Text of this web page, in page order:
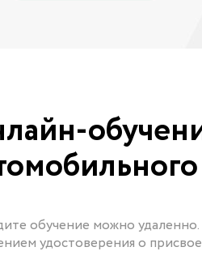
обучение можно
удостоверения о